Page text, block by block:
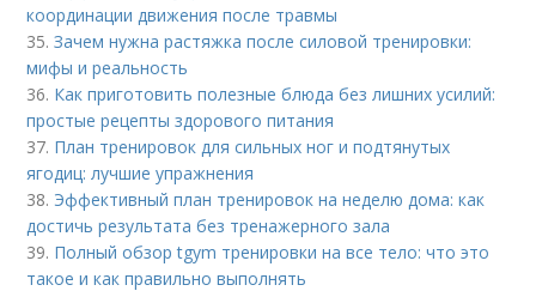
координации движения после травмы
35.Зачем нужна растяжка после силовой тренировки:
мифы и реальность
36. Как приготовить полезные блюда без лишних усилий:
простые рецепты здорового питания
37. План тренировок для сильных ног и подтянутых
ягодиц: лучшие упражнения
38. Эффективный план тренировок на неделю дома: как
достичь результата без тренажерного зала
39. Полный обзор tgym тренировки на все тело: что это
такое и как правильно выполнять